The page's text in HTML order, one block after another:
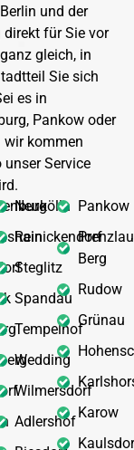
und der
direkt für Sie vor
gleich, in
Sie sich
es in
Pankow oder
wir kommen
Service
Neukölln
Reinickendorf
Steglitz
Spandau
Tempelhof
Wedding
Wilmersdorf
Adlershof
Pankow
Berg
Rudow
Grünau
Karow